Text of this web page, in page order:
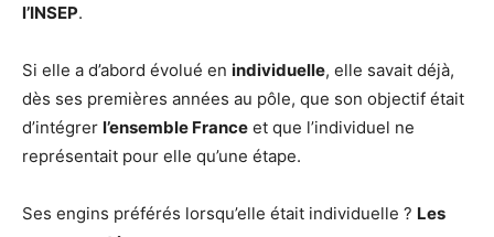
l’INSEP.
Si elle a d’abord évolué en individuelle, elle savait déjà,
dès ses premières années au pôle, que son objectif était
d’intégrer l’ensemble France et que l’individuel ne
représentait pour elle qu’une étape.
Ses engins préférés lorsqu’elle était individuelle ? Les